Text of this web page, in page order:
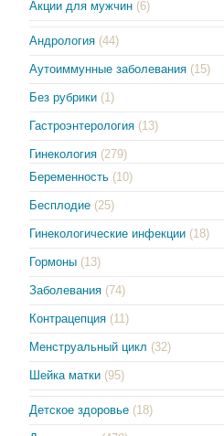
Акции для мужчин (6)
Андрология (44)
Аутоиммунные заболевания (15)
Без рубрики (1)
Гастроэнтерология (13)
Гинекология (279)
Беременность (10)
Бесплодие (25)
Гинекологические инфекции (18)
Гормоны (13)
Заболевания (74)
Контрацепция (11)
Менструальный цикл (32)
Шейка матки (95)
Детское здоровье (18)